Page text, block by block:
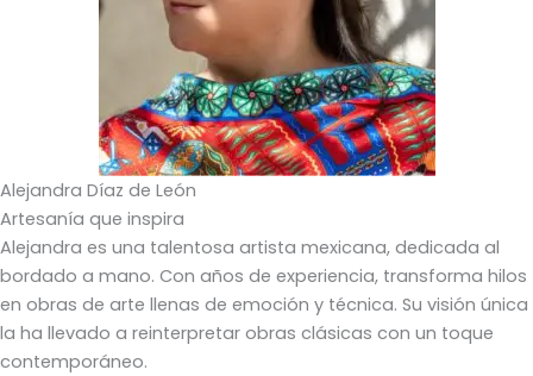
Alejandra Díaz de León
Artesanía que inspira
Alejandra es una talentosa artista mexicana, dedicada al
bordado a mano. Con años de experiencia, transforma hilos
en obras de arte llenas de emoción y técnica. Su visión única
la ha llevado a reinterpretar obras clásicas con un toque
contemporáneo.